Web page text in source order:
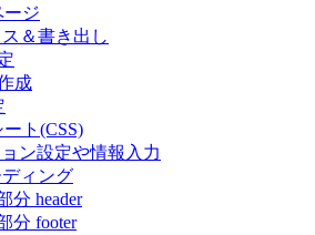
ージ
＆書き出し
成
ト(CSS)
ン設定や情報入力
ィング
分 header
分 footer